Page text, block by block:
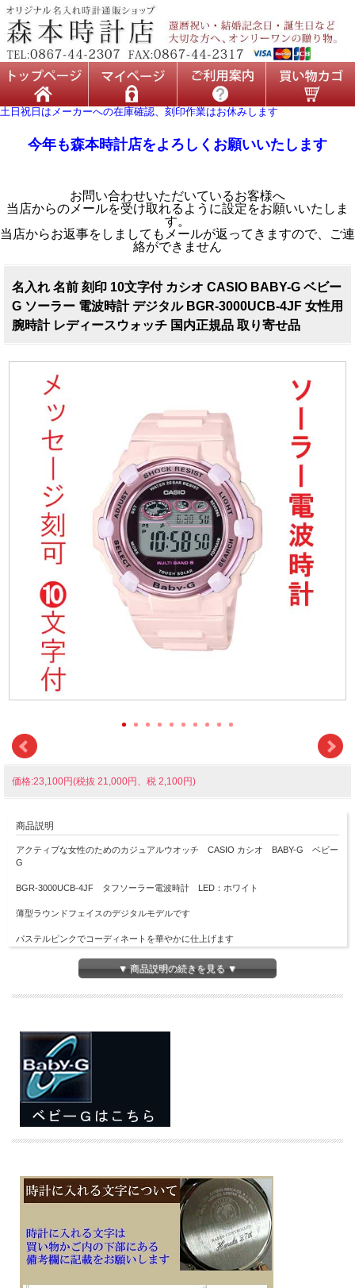
土日祝日はメーカーへの在庫確認、刻印作業はお休みします
今年も森本時計店をよろしくお願いいたします
お問い合わせいただいているお客様へ
当店からのメールを受け取れるように設定をお願いいたしま
す。
当店からお返事をしましてもメールが返ってきますので、ご連
絡ができません
名入れ 名前 刻印 10文字付 カシオ CASIO BABY-G ベビー
G ソーラー 電波時計 デジタル BGR-3000UCB-4JF 女性用
腕時計 レディースウォッチ 国内正規品 取り寄せ品
価格:23,100円(税抜 21,000円、税 2,100円)
商品説明
アクティブな女性のためのカジュアルウオッチ CASIO カシオ BABY-G ベビー
G
BGR-3000UCB-4JF タフソーラー電波時計 LED：ホワイト
薄型ラウンドフェイスのデジタルモデルです
パステルピンクでコーディネートを華やかに仕上げます
ホーム都市設定を変えるだけで日本国内はもとより、海外でも時刻を自動修正しま
ワールドタイムやストップウオッチなどの機能も充実
■電波機能：日本全国、北米、イギリス、ドイツ、中国対応
■樹脂バンド
■美錠タイプ
■光発電
■ソーラー発電、機能使用時約11ヶ月、パワーセービング状態時約22ヶ月（フル充
ます
■２０気圧防水
■樹脂／アルミケース
■フルオートカレンダー
■LEDバックライト（スーパーイルミネーター、残照機能、残照時間切替（1.5秒/3
秒）付き）
■1/100秒（1時間未満）／1秒（1時間以上）、24時間計、スプリット付き（ストッ
▼ 商品説明の続きを見る ▼